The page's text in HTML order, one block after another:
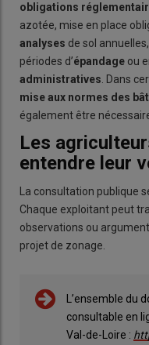
obligations
azotée, mise en place
analyses de sol annuelles,
périodes d’épandage ou
administratives. Dans
mise aux normes des
également être
Les
entendre leur
La consultation publique
Chaque exploitant peut
observations ou
projet de zonage.
L’ensemble du
consultable en
Val-de-Loire :